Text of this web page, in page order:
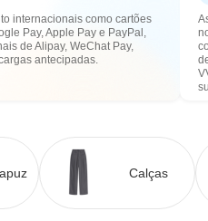
internacionais como cartões
Pay, Apple Pay e PayPal,
de Alipay, WeChat Pay,
antecipadas.
Calças